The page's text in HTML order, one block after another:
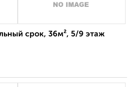
срок, 36м², 5/9 этаж